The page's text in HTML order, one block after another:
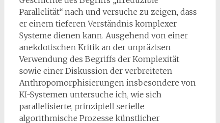
Parallelität“ nach und versuche zu zeigen, dass
er einem tieferen Verständnis komplexer
Systeme dienen kann. Ausgehend von einer
anekdotischen Kritik an der unpräzisen
Verwendung des Begriffs der Komplexität
sowie einer Diskussion der verbreiteten
Anthropomorphisierungen insbesondere von
KI-Systemen untersuche ich, wie sich
parallelisierte, prinzipiell serielle
algorithmische Prozesse künstlicher